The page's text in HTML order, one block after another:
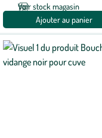
Voir stock magasin
Ajouter au panier